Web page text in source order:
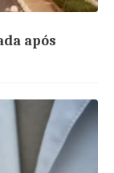
após